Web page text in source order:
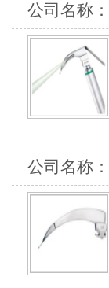
公司名称：
公司名称：